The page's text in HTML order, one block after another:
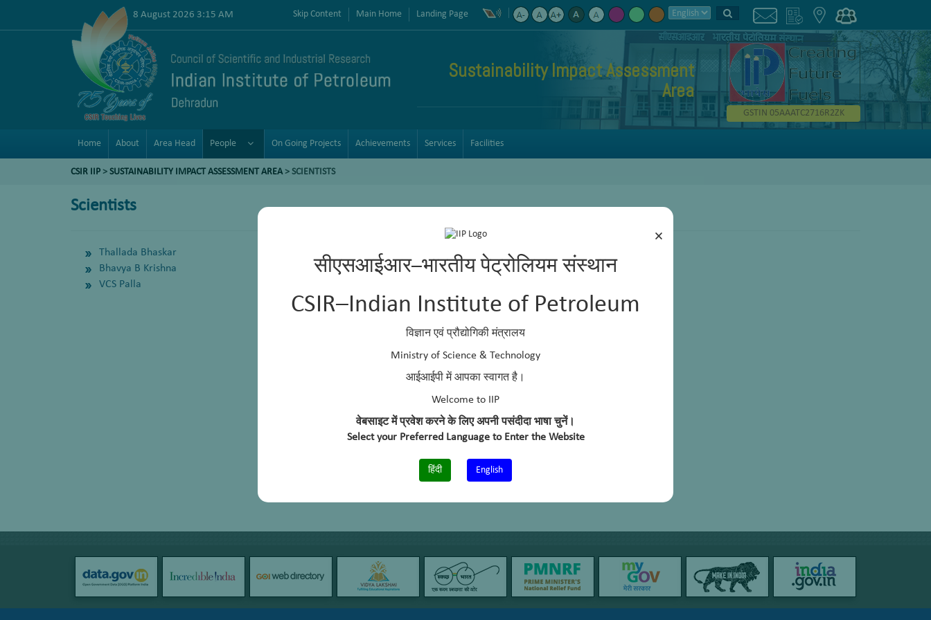
×
सीएसआईआर–भारतीय पेट्रोलियम संस्थान
CSIR–Indian Institute of Petroleum
विज्ञान एवं प्रौद्योगिकी मंत्रालय
Ministry of Science & Technology
आईआईपी में आपका स्वागत है।
Welcome to IIP
वेबसाइट में प्रवेश करने के लिए अपनी पसंदीदा भाषा चुनें।
Select your Preferred Language to Enter the Website
हिंदी English
8 August 2026 3:15 AM Skip Content Main Home Landing Page
Sustainability Impact Assessment
Area
GSTIN 05AAATC2716R2ZK
Home About Area Head People On Going Projects Achievements Services Facilities
CSIR IIP > SUSTAINABILITY IMPACT ASSESSMENT AREA> SCIENTISTS
Scientists
Thallada Bhaskar
Bhavya B Krishna
VCS Palla